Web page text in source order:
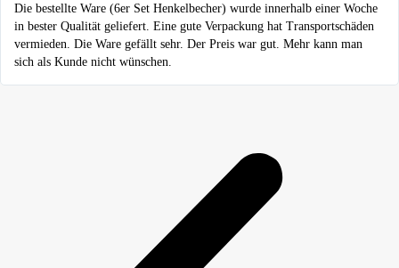
Die bestellte Ware (6er Set Henkelbecher) wurde innerhalb einer Woche
in bester Qualität geliefert. Eine gute Verpackung hat Transportschäden
vermieden. Die Ware gefällt sehr. Der Preis war gut. Mehr kann man
sich als Kunde nicht wünschen.